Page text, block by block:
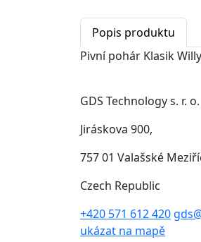
Popis produktu
Pivní pohár Klasik
GDS Technology s. r. o.
Jiráskova 900,
757 01 Valašské
Czech Republic
+420 571 612 420
ukázat na mapě